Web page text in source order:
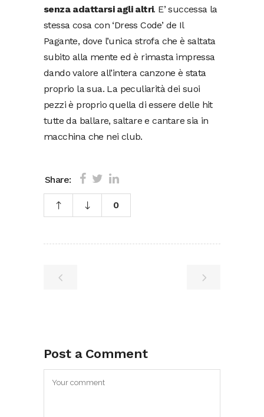
senza adattarsi agli altri. E’ successa la
stessa cosa con ‘Dress Code’ de Il
Pagante, dove l’unica strofa che è saltata
subito alla mente ed è rimasta impressa
dando valore all’intera canzone è stata
proprio la sua. La peculiarità dei suoi
pezzi è proprio quella di essere delle hit
tutte da ballare, saltare e cantare sia in
macchina che nei club.
Share:
0
Post a Comment